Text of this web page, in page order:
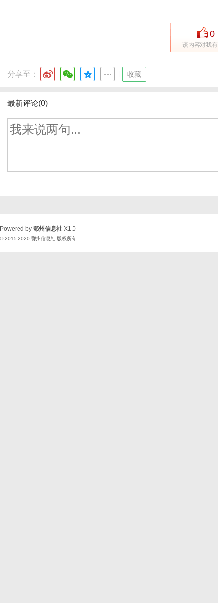
0
该内容对我
分享至： 收藏
最新评论(0)
Powered by 鄂州信息社 X1.0
© 2015-2020 鄂州信息社 版权所有